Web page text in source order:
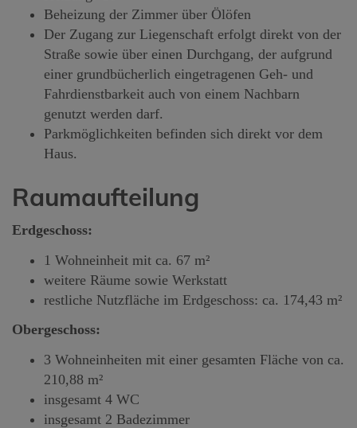
Beheizung der Zimmer über Ölöfen
Der Zugang zur Liegenschaft erfolgt direkt von der
Straße sowie über einen Durchgang, der aufgrund
einer grundbücherlich eingetragenen Geh- und
Fahrdienstbarkeit auch von einem Nachbarn
genutzt werden darf.
Parkmöglichkeiten befinden sich direkt vor dem
Haus.
Raumaufteilung
Erdgeschoss:
1 Wohneinheit mit ca. 67 m²
weitere Räume sowie Werkstatt
restliche Nutzfläche im Erdgeschoss: ca. 174,43 m²
Obergeschoss:
3 Wohneinheiten mit einer gesamten Fläche von ca.
210,88 m²
insgesamt 4 WC
insgesamt 2 Badezimmer